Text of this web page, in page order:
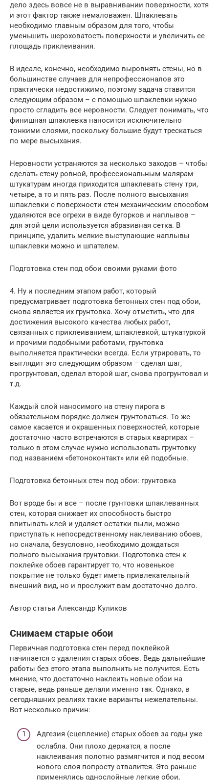
дело здесь вовсе не в выравнивании поверхности, хотя
и этот фактор также немаловажен. Шпаклевать
необходимо главным образом для того, чтобы
уменьшить шероховатость поверхности и увеличить ее
площадь приклеивания.
В идеале, конечно, необходимо выровнять стены, но в
большинстве случаев для непрофессионалов это
практически недостижимо, поэтому задача ставится
следующим образом – с помощью шпаклевки нужно
просто сгладить все неровности. Следует понимать, что
финишная шпаклевка наносится исключительно
тонкими слоями, поскольку большие будут трескаться
по мере высыхания.
Неровности устраняются за несколько заходов – чтобы
сделать стену ровной, профессиональным малярам-
штукатурам иногда приходится шпаклевать стену три,
четыре, а то и пять раз. После полного высыхания
шпаклевки с поверхности стен механическим способом
удаляются все огрехи в виде бугорков и наплывов –
для этой цели используется абразивная сетка. В
принципе, удалить мелкие выступающие наплывы
шпаклевки можно и шпателем.
Подготовка стен под обои своими руками фото
4. Ну и последним этапом работ, который
предусматривает подготовка бетонных стен под обои,
снова является их грунтовка. Хочу отметить, что для
достижения высокого качества любых работ,
связанных с приклеиванием, шпаклевкой, штукатуркой
и прочими подобными работами, грунтовка
выполняется практически всегда. Если утрировать, то
выглядит это следующим образом – сделал шаг,
прогрунтовал, сделал второй шаг, снова прогрунтовал и
т.д.
Каждый слой наносимого на стену пирога в
обязательном порядке должен грунтоваться. То же
самое касается и окрашенных поверхностей, которые
достаточно часто встречаются в старых квартирах –
только в этом случае нужно использовать грунтовку
под названием «бетоноконтакт» или ей подобные.
Подготовка бетонных стен под обои: грунтовка
Вот вроде бы и все – после грунтовки шпаклеванных
стен, которая снижает их способность быстро
впитывать клей и удаляет остатки пыли, можно
приступать к непосредственному наклеиванию обоев,
но сначала, безусловно, необходимо дождаться
полного высыхания грунтовки. Подготовка стен к
поклейке обоев гарантирует то, что новенькое
покрытие не только будет иметь привлекательный
внешний вид, но и прослужит вам достаточно долго.
Автор статьи Александр Куликов
Снимаем старые обои
Первичная подготовка стен перед поклейкой
начинается с удаления старых обоев. Ведь дальнейшие
работы без этого этапа выполнить не получится. Есть
мнение, что достаточно наклеить новые обои на
старые, ведь раньше делали именно так. Однако, в
сегодняшних реалиях такие варианты нежелательны.
Вот несколько причин:
Адгезия (сцепление) старых обоев за годы уже
ослабла. Они плохо держатся, а после
наклеивания полотно размягчится и под весом
нового слоя попросту отвалится. Это раньше
применялись однослойные легкие обои,